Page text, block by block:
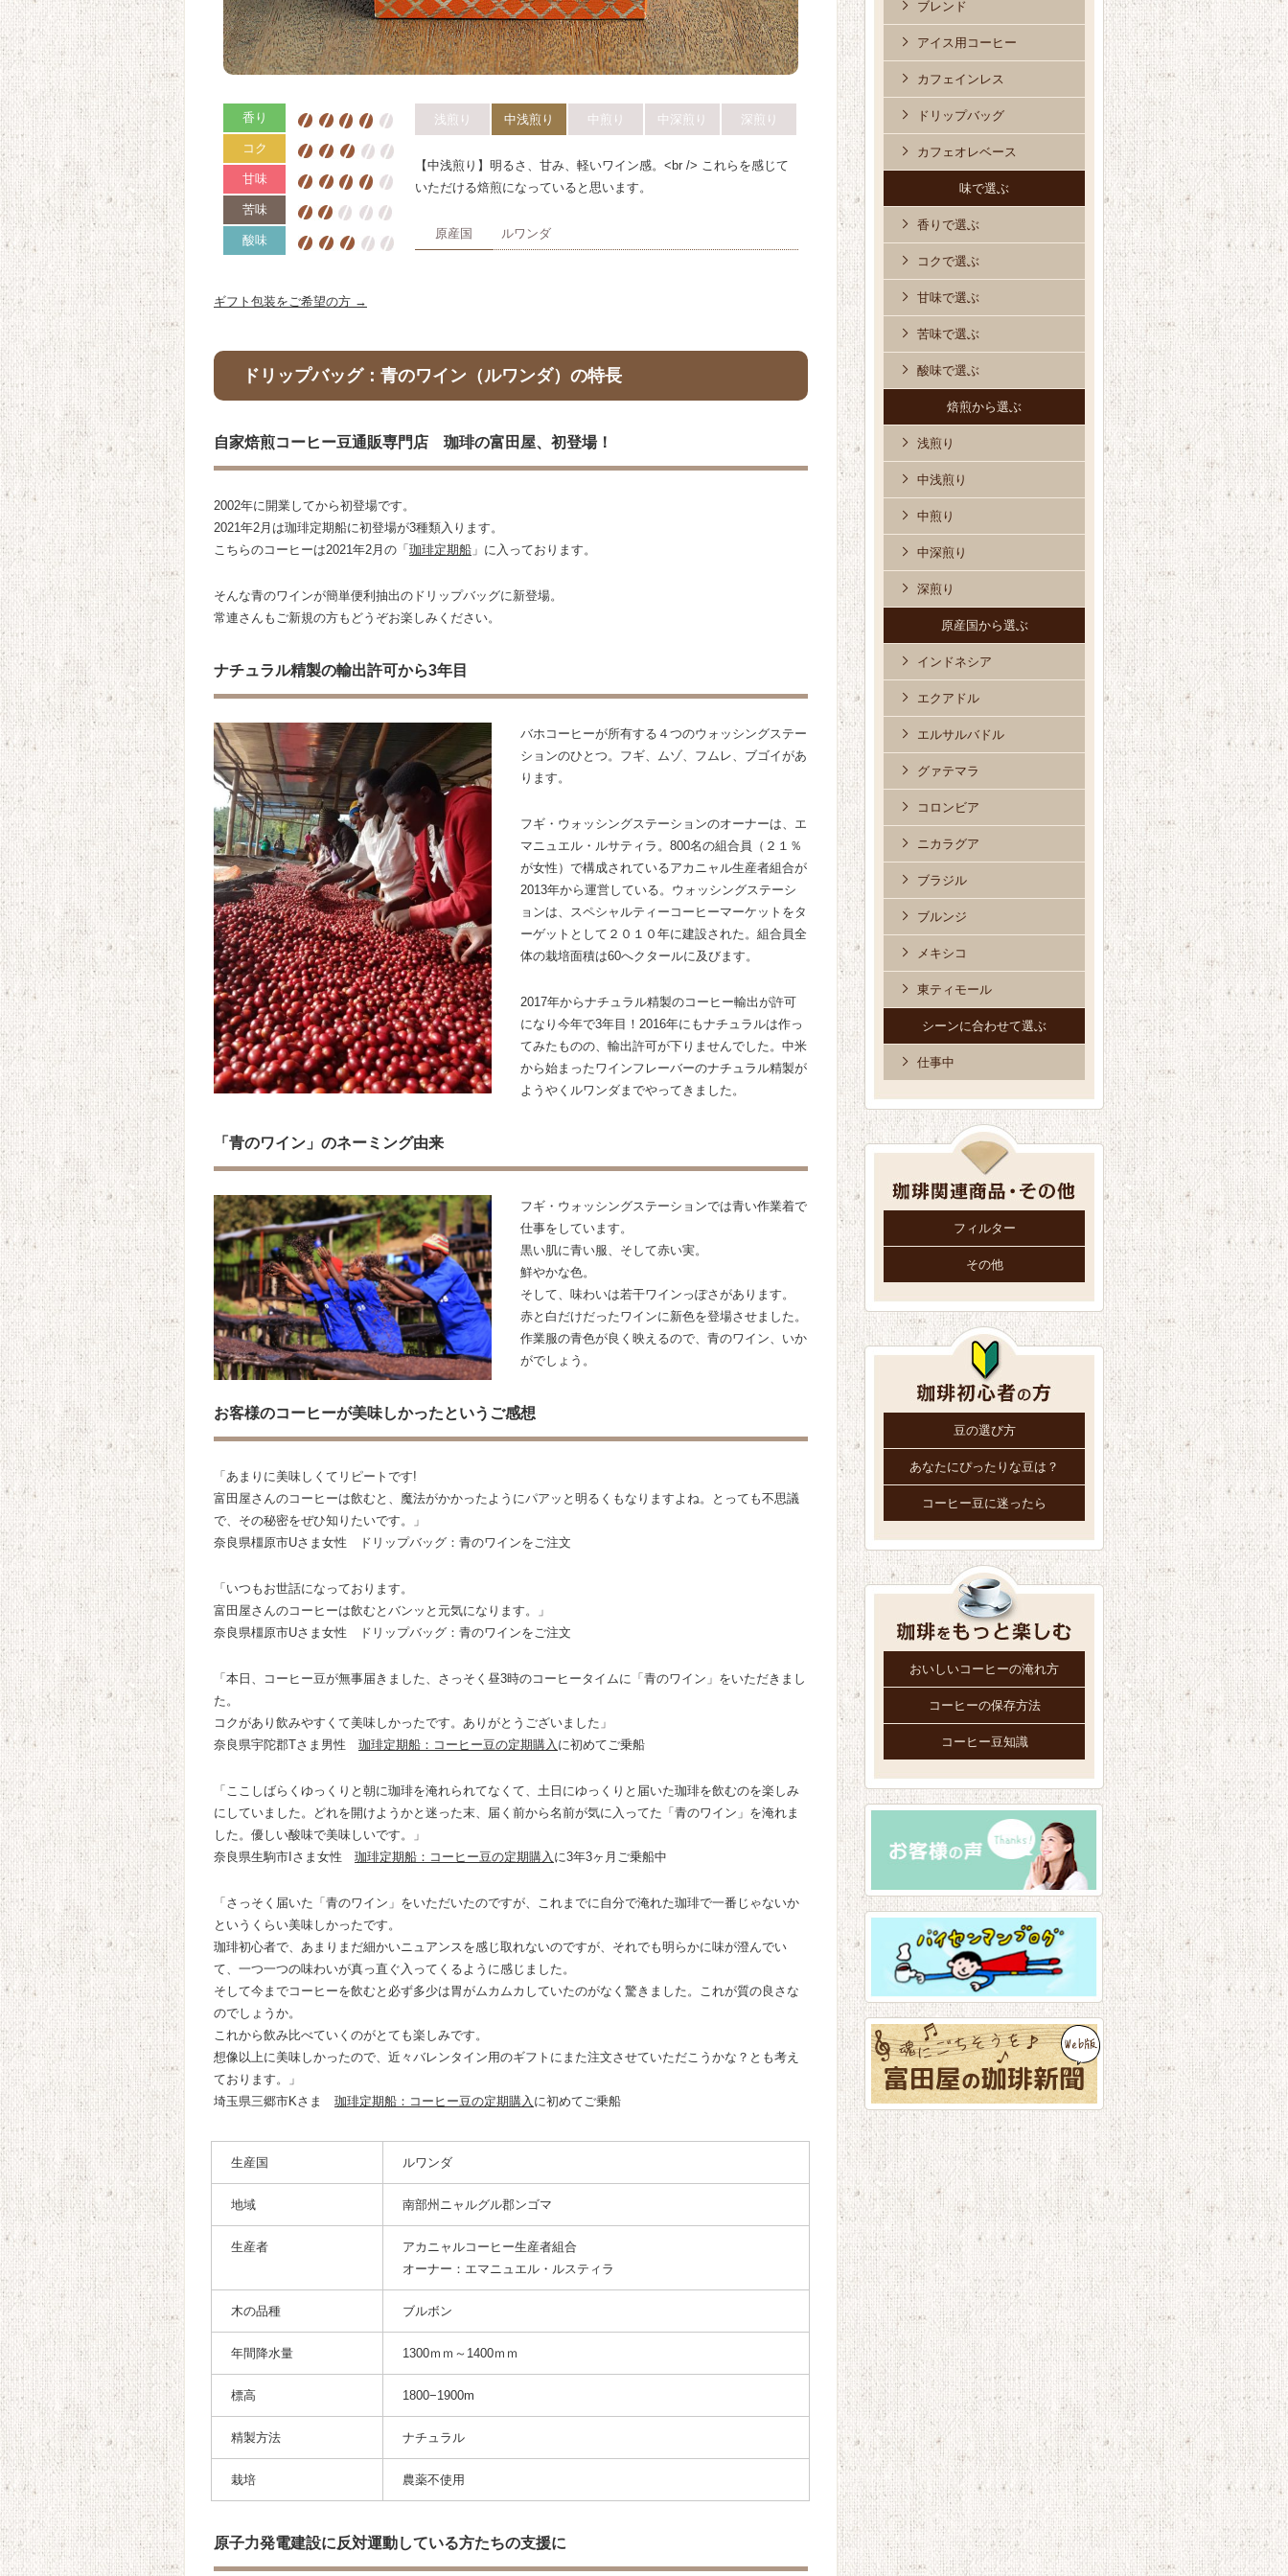
香り
コク
甘味
苦味
酸味
浅煎り 中浅煎り 中煎り 中深煎り 深煎り
【中浅煎り】明るさ、甘み、軽いワイン感。<br /> これらを感じて
いただける焙煎になっていると思います。
原産国 ルワンダ
ギフト包装をご希望の方 →
ドリップバッグ：青のワイン（ルワンダ）の特長
自家焙煎コーヒー豆通販専門店 珈琲の富田屋、初登場！
2002年に開業してから初登場です。
2021年2月は珈琲定期船に初登場が3種類入ります。
こちらのコーヒーは2021年2月の「 珈琲定期船 」に入っております。
そんな青のワインが簡単便利抽出のドリップバッグに新登場。
常連さんもご新規の方もどうぞお楽しみください。
ナチュラル精製の輸出許可から3年目
バホコーヒーが所有する４つのウォッシングステー
ションのひとつ。フギ、ムゾ、フムレ、ブゴイがあ
ります。
フギ・ウォッシングステーションのオーナーは、エ
マニュエル・ルサティラ。800名の組合員（２１％
が女性）で構成されているアカニャル生産者組合が
2013年から運営している。ウォッシングステーシ
ョンは、スペシャルティーコーヒーマーケットをタ
ーゲットとして２０１０年に建設された。組合員全
体の栽培面積は60へクタールに及びます。
2017年からナチュラル精製のコーヒー輸出が許可
になり今年で3年目！2016年にもナチュラルは作っ
てみたものの、輸出許可が下りませんでした。中米
から始まったワインフレーバーのナチュラル精製が
ようやくルワンダまでやってきました。
「青のワイン」 のネーミング由来
フギ・ウォッシングステーションでは青い作業着で
仕事をしています。
黒い肌に青い服、そして赤い実。
鮮やかな色。
そして、味わいは若干ワインっぽさがあります。
赤と白だけだったワインに新色を登場させました。
作業服の青色が良く映えるので、青のワイン、いか
がでしょう。
お客様のコーヒーが美味しかったというご感想
「あまりに美味しくてリピートです!
富田屋さんのコーヒーは飲むと、魔法がかかったようにパアッと明るくもなりますよね。とっても不思議
で、その秘密をぜひ知りたいです。」
奈良県橿原市Uさま女性 ドリップバッグ：青のワインをご注文
「いつもお世話になっております。
富田屋さんのコーヒーは飲むとバンッと元気になります。」
奈良県橿原市Uさま女性 ドリップバッグ：青のワインをご注文
「本日、コーヒー豆が無事届きました、さっそく昼3時のコーヒータイムに「青のワイン」をいただきまし
た。
コクがあり飲みやすくて美味しかったです。ありがとうございました」
奈良県宇陀郡Tさま男性 珈琲定期船：コーヒー豆の定期購入 に初めてご乗船
「ここしばらくゆっくりと朝に珈琲を淹れられてなくて、土日にゆっくりと届いた珈琲を飲むのを楽しみ
にしていました。どれを開けようかと迷った末、届く前から名前が気に入ってた「青のワイン」を淹れま
した。優しい酸味で美味しいです。」
奈良県生駒市Iさま女性 珈琲定期船：コーヒー豆の定期購入 に3年3ヶ月ご乗船中
「さっそく届いた「青のワイン」をいただいたのですが、これまでに自分で淹れた珈琲で一番じゃないか
というくらい美味しかったです。
珈琲初心者で、あまりまだ細かいニュアンスを感じ取れないのですが、それでも明らかに味が澄んでい
て、一つ一つの味わいが真っ直ぐ入ってくるように感じました。
そして今までコーヒーを飲むと必ず多少は胃がムカムカしていたのがなく驚きました。これが質の良さな
のでしょうか。
これから飲み比べていくのがとても楽しみです。
想像以上に美味しかったので、近々バレンタイン用のギフトにまた注文させていただこうかな？とも考え
ております。」
埼玉県三郷市Kさま 珈琲定期船：コーヒー豆の定期購入 に初めてご乗船
生産国 ルワンダ
地域 南部州ニャルグル郡ンゴマ
生産者
アカニャルコーヒー生産者組合
オーナー：エマニュエル・ルスティラ
木の品種 ブルボン
年間降水量 1300ｍｍ～1400ｍｍ
標高 1800−1900m
精製方法 ナチュラル
栽培 農薬不使用
原子力発電建設に反対運動している方たちの支援に
ブレンド
アイス用コーヒー
カフェインレス
ドリップバッグ
カフェオレベース
味で選ぶ
香りで選ぶ
コクで選ぶ
甘味で選ぶ
苦味で選ぶ
酸味で選ぶ
焙煎から選ぶ
浅煎り
中浅煎り
中煎り
中深煎り
深煎り
原産国から選ぶ
インドネシア
エクアドル
エルサルバドル
グァテマラ
コロンビア
ニカラグア
ブラジル
ブルンジ
メキシコ
東ティモール
シーンに合わせて選ぶ
仕事中
フィルター
その他
豆の選び方
あなたにぴったりな豆は？
コーヒー豆に迷ったら
おいしいコーヒーの淹れ方
コーヒーの保存方法
コーヒー豆知識